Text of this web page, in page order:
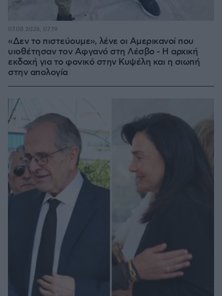
«Δεν το πιστεύουμε», λένε οι Αμερικανοί που
υιοθέτησαν τον Αφγανό στη Λέσβο - Η αρχική
εκδοχή για το φονικό στην Κυψέλη και η σιωπή
στην απολογία
07.08.2026, 07:19